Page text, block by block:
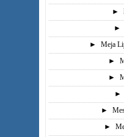
►
►
►
Meja
►
►
►
►
►